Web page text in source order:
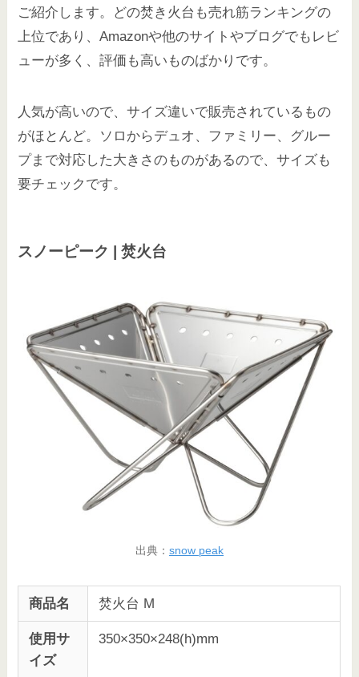
ご紹介します。どの焚き火台も売れ筋ランキングの
上位であり、Amazonや他のサイトやブログでもレビ
ューが多く、評価も高いものばかりです。
人気が高いので、サイズ違いで販売されているもの
がほとんど。ソロからデュオ、ファミリー、グルー
プまで対応した大きさのものがあるので、サイズも
要チェックです。
スノーピーク | 焚火台
出典： snow peak
商品名 焚火台 M
使用サ
イズ
350×350×248(h)mm